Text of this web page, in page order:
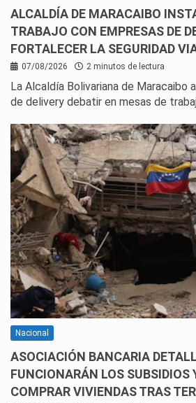
ALCALDÍA DE MARACAIBO
TRABAJO CON EMPRESAS DE
FORTALECER LA SEGURIDAD
07/08/2026 2 minutos de lectura
La Alcaldía Bolivariana de Maracaibo
de delivery debatir en mesas de
Nacional
ASOCIACIÓN BANCARIA
FUNCIONARÁN LOS SUBSIDIOS
COMPRAR VIVIENDAS TRAS